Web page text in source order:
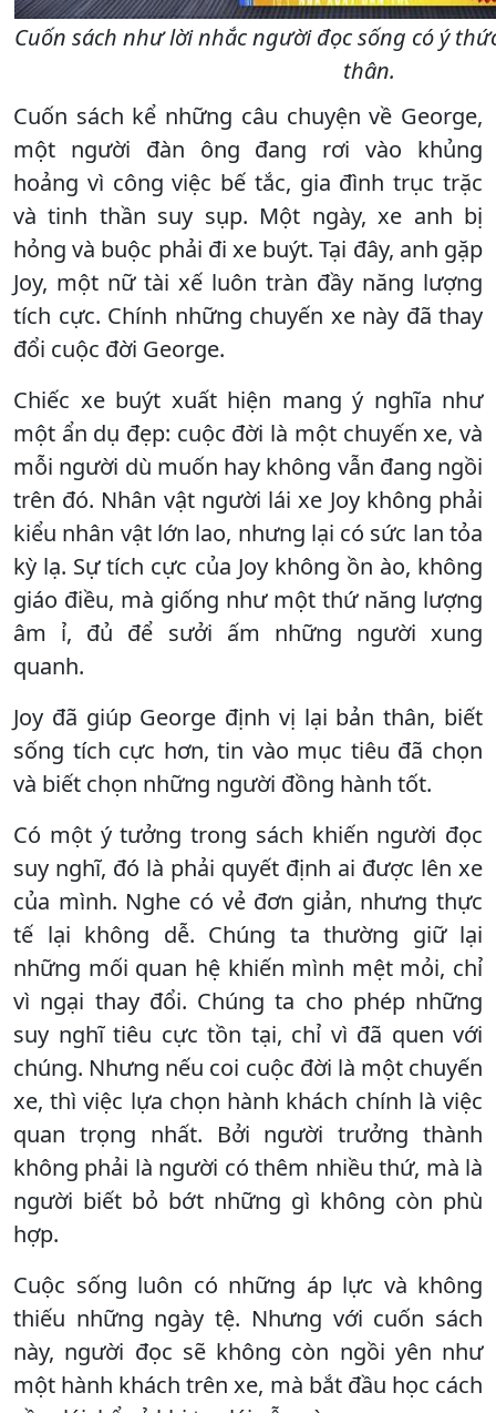
Cuốn sách như lời nhắc người đọc sống có ý
thân.
Cuốn sách kể những câu chuyện về George,
một người đàn ông đang rơi vào khủng
hoảng vì công việc bế tắc, gia đình trục trặc
và tinh thần suy sụp. Một ngày, xe anh bị
hỏng và buộc phải đi xe buýt. Tại đây, anh gặp
Joy, một nữ tài xế luôn tràn đầy năng lượng
tích cực. Chính những chuyến xe này đã thay
đổi cuộc đời George.
Chiếc xe buýt xuất hiện mang ý nghĩa như
một ẩn dụ đẹp: cuộc đời là một chuyến xe, và
mỗi người dù muốn hay không vẫn đang ngồi
trên đó. Nhân vật người lái xe Joy không phải
kiểu nhân vật lớn lao, nhưng lại có sức lan tỏa
kỳ lạ. Sự tích cực của Joy không ồn ào, không
giáo điều, mà giống như một thứ năng lượng
âm ỉ, đủ để sưởi ấm những người xung
quanh.
Joy đã giúp George định vị lại bản thân, biết
sống tích cực hơn, tin vào mục tiêu đã chọn
và biết chọn những người đồng hành tốt.
Có một ý tưởng trong sách khiến người đọc
suy nghĩ, đó là phải quyết định ai được lên xe
của mình. Nghe có vẻ đơn giản, nhưng thực
tế lại không dễ. Chúng ta thường giữ lại
những mối quan hệ khiến mình mệt mỏi, chỉ
vì ngại thay đổi. Chúng ta cho phép những
suy nghĩ tiêu cực tồn tại, chỉ vì đã quen với
chúng. Nhưng nếu coi cuộc đời là một chuyến
xe, thì việc lựa chọn hành khách chính là việc
quan trọng nhất. Bởi người trưởng thành
không phải là người có thêm nhiều thứ, mà là
người biết bỏ bớt những gì không còn phù
hợp.
Cuộc sống luôn có những áp lực và không
thiếu những ngày tệ. Nhưng với cuốn sách
này, người đọc sẽ không còn ngồi yên như
một hành khách trên xe, mà bắt đầu học cách